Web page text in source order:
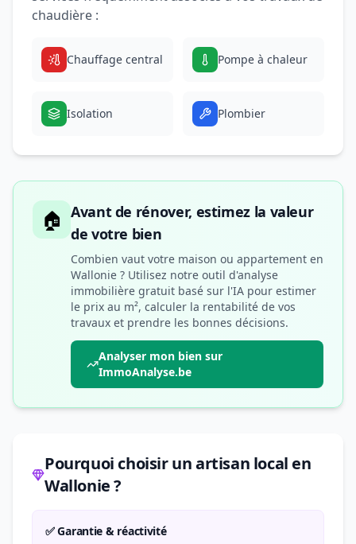
chaudière :
Chauffage central Pompe à chaleur
Isolation Plombier
🏠 Avant de rénover, estimez la valeur
de votre bien
Combien vaut votre maison ou appartement en
Wallonie ? Utilisez notre outil d'analyse
immobilière gratuit basé sur l'IA pour estimer
le prix au m², calculer la rentabilité de vos
travaux et prendre les bonnes décisions.
Analyser mon bien sur
ImmoAnalyse.be
Pourquoi choisir un artisan local en
Wallonie ?
✅ Garantie & réactivité